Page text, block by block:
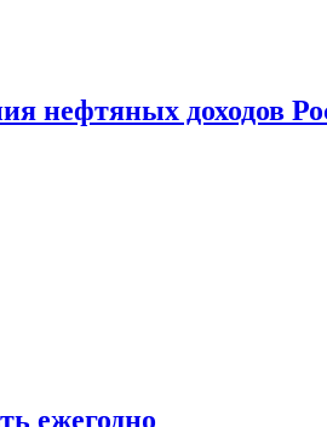
нефтяных доходов
ежегодно